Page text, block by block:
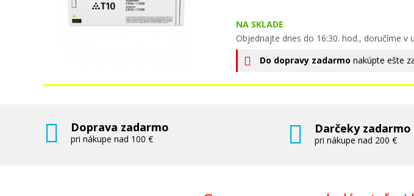
NA SKLADE
Objednajte dnes do 16:30. hod., doručíme v
Do dopravy zadarmo nakúpte ešte
Doprava zadarmo
pri nákupe nad 100 €
Darčeky zadarmo
pri nákupe nad 200 €